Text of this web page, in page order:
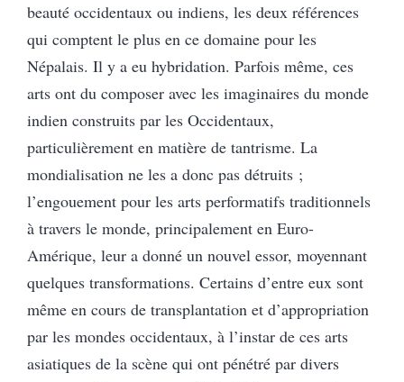
beauté occidentaux ou indiens, les deux références
qui comptent le plus en ce domaine pour les
Népalais. Il y a eu hybridation. Parfois même, ces
arts ont du composer avec les imaginaires du monde
indien construits par les Occidentaux,
particulièrement en matière de tantrisme. La
mondialisation ne les a donc pas détruits ;
l’engouement pour les arts performatifs traditionnels
à travers le monde, principalement en Euro-
Amérique, leur a donné un nouvel essor, moyennant
quelques transformations. Certains d’entre eux sont
même en cours de transplantation et d’appropriation
par les mondes occidentaux, à l’instar de ces arts
asiatiques de la scène qui ont pénétré par divers